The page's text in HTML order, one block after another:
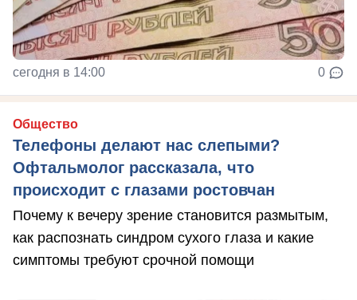
сегодня в 14:00 0
Общество
Телефоны делают нас слепыми?
Офтальмолог рассказала, что
происходит с глазами ростовчан
Почему к вечеру зрение становится размытым,
как распознать синдром сухого глаза и какие
симптомы требуют срочной помощи